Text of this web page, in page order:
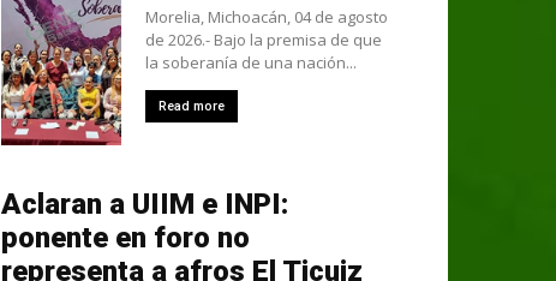
Morelia, Michoacán, 04 de agosto
de 2026.- Bajo la premisa de que
la soberanía de una nación...
Read more
Aclaran a UIIM e INPI:
ponente en foro no
representa a afros El Ticuiz